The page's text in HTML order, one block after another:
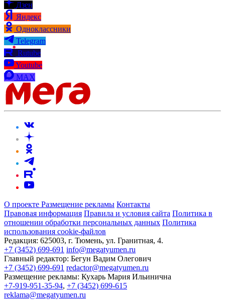
Дзен
Яндекс
Одноклассники
Telegram
Rutube
Youtube
MAX
О проекте Размещение рекламы Контакты
Правовая информация Правила и условия сайта Политика в
отношении обработки персональных данных Политика
использования cookie-файлов
Редакция: 625003, г. Тюмень, ул. Гранитная, 4.
+7 (3452) 699-691 info@megatyumen.ru
Главный редактор: Бегун Вадим Олегович
+7 (3452) 699-691 redactor@megatyumen.ru
Размещение рекламы: Кухарь Мария Ильинична
+7-919-951-35-94, +7 (3452) 699-615
reklama@megatyumen.ru